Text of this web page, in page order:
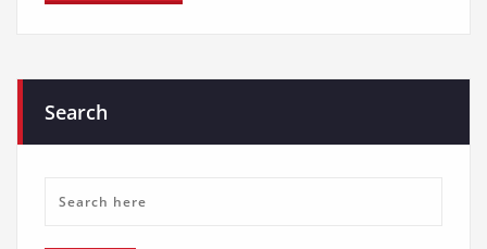
Search